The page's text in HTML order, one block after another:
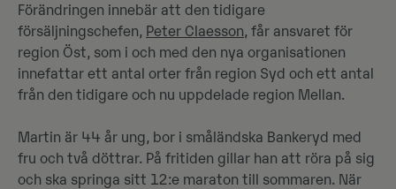
Förändringen innebär att den tidigare
försäljningschefen, Peter Claesson, får ansvaret för
region Öst, som i och med den nya organisationen
innefattar ett antal orter från region Syd och ett antal
från den tidigare och nu uppdelade region Mellan.
Martin är 44 år ung, bor i småländska Bankeryd med
fru och två döttrar. På fritiden gillar han att röra på sig
och ska springa sitt 12:e maraton till sommaren. När